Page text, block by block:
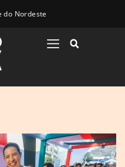
do Nordeste